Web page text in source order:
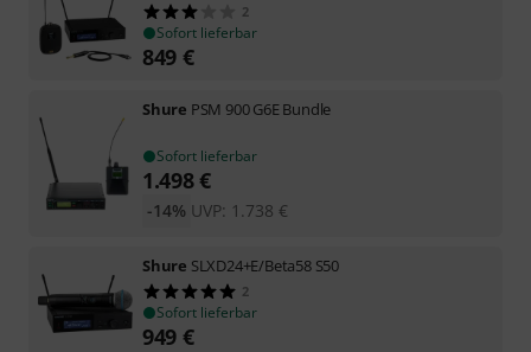
2
Sofort lieferbar
849 €
Shure PSM 900 G6E Bundle
Sofort lieferbar
1.498€
UVP: 1.738 €
-14%
Shure SLXD24+E/Beta58 S50
2
Sofort lieferbar
949 €